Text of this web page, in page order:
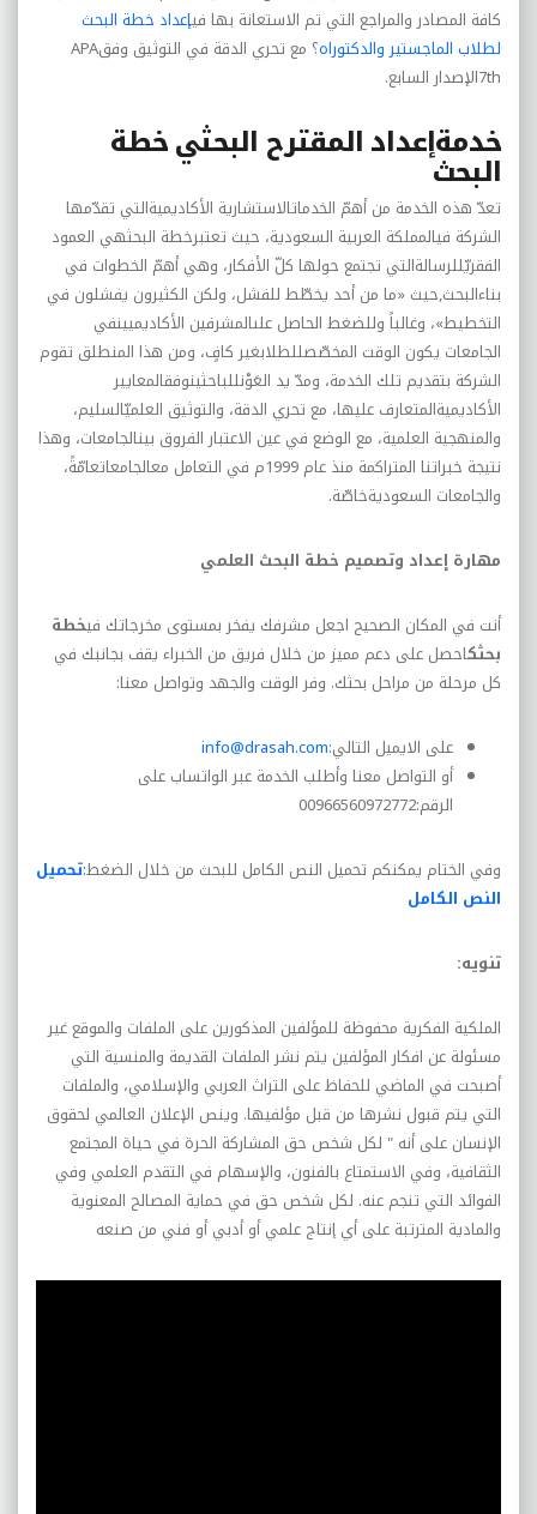
كافة المصادر والمراجع التي تم الاستعانة بها فيإعداد خطة البحث
لطلاب الماجستير والدكتوراه
؟ مع تحري الدقة في التوثيق وفقAPA
7thالإصدار السابع.
خدمةإعداد المقترح البحثي خطة
البحث
تعدّ هذه الخدمة من أهمّ الخدماتالاستشارية الأكاديميةالتي تقدّمها
الشركة فيالمملكة العربية السعودية، حيث تعتبرخطة البحثهي العمود
الفقريّللرسالةالتي تجتمع حولها كلّ الأفكار، وهي أهمّ الخطوات في
بناءالبحث,حيث «ما من أحد يخطّط للفشل، ولكن الكثيرون يفشلون في
التخطيط»، وغالباً وللضغط الحاصل علىالمشرفين الأكاديميينفي
الجامعات يكون الوقت المخصّصللطلابغير كافٍ، ومن هذا المنطلق تقوم
الشركة بتقديم تلك الخدمة، ومدّ يد العَوْنللباحثينوفقالمعايير
الأكاديميةالمتعارف عليها، مع تحري الدقة، والتوثيق العلميّالسليم،
والمنهجية العلمية، مع الوضع في عين الاعتبار الفروق بينالجامعات، وهذا
نتيجة خبراتنا المتراكمة منذ عام 1999م في التعامل معالجامعاتعامّةً،
والجامعات السعوديةخاصّة.
مهارة إعداد وتصميم خطة البحث العلمي
أنت في المكان الصحيح اجعل مشرفك يفخر بمستوى مخرجاتك فيخطة
بحثكاحصل على دعم مميز من خلال فريق من الخبراء يقف بجانبك في
كل مرحلة من مراحل بحثك. وفر الوقت والجهد وتواصل معنا:
على الايميل التالي:
info@drasah.com
أو التواصل معنا وأطلب الخدمة عبر الواتساب على
الرقم:
00966560972772
وفي الختام يمكنكم تحميل النص الكامل للبحث من خلال الضغط:تحميل
النص الكامل
تنويه:
الملكية الفكرية محفوظة للمؤلفين المذكورين على الملفات والموقع غير
مسئولة عن افكار المؤلفين يتم نشر الملفات القديمة والمنسية التي
أصبحت في الماضي للحفاظ على التراث العربي والإسلامي، والملفات
التي يتم قبول نشرها من قبل مؤلفيها. وينص الإعلان العالمي لحقوق
الإنسان على أنه " لكل شخص حق المشاركة الحرة في حياة المجتمع
الثقافية، وفي الاستمتاع بالفنون، والإسهام في التقدم العلمي وفي
الفوائد التي تنجم عنه. لكل شخص حق في حماية المصالح المعنوية
والمادية المترتبة على أي إنتاج علمي أو أدبي أو فني من صنعه